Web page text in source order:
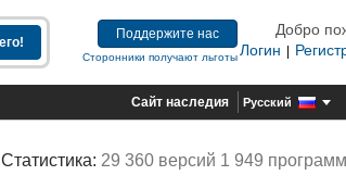
Поддержите нас
Сторонники получают льготы
Добро
Логин
Сайт наследия Русский
Статистика: 29 360 версий 1 949 программ